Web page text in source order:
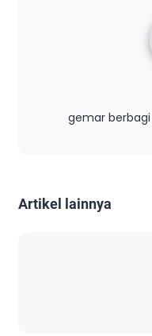
gemar
Artikel lainnya